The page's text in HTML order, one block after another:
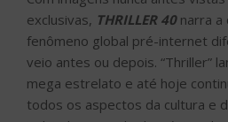
exclusivas, THRILLER 40narra a
fenômeno global pré-internet
veio antes ou depois. “Thriller”
mega estrelato e até hoje
todos os aspectos da cultura e